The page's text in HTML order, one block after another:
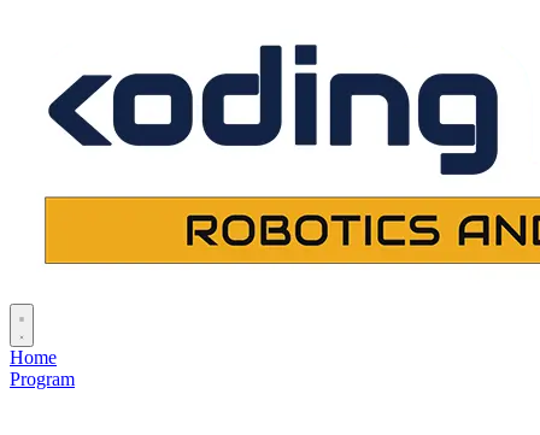
Home
Program